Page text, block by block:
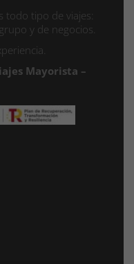
todo tipo de viajes:
y de negocios.
Mayorista –